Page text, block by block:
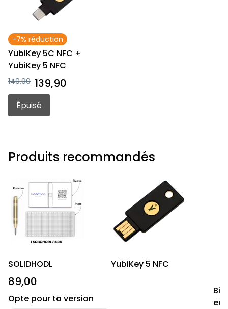
-7% réduction
YubiKey 5C NFC +
YubiKey 5 NFC
149,90 139,90
Épuisé
Produits recommandés
SOLIDHODL
89,00
Opte pour ta version
YubiKey 5 NFC